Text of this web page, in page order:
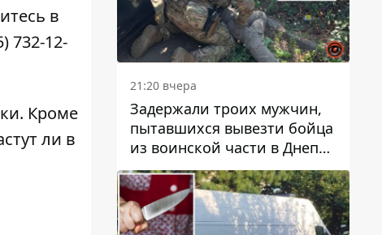
в
732-12-
. Кроме
ли в
21:20 вчера
Задержали троих мужчин,
пытавшихся вывезти бойца
из воинской части в Днепр
за 7 тысяч долларов: среди
них был врач